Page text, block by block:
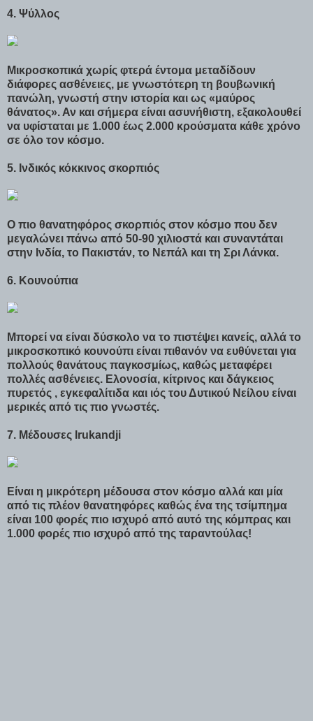
4. Ψύλλος
Μικροσκοπικά χωρίς φτερά έντομα μεταδίδουν
διάφορες ασθένειες, με γνωστότερη τη βουβωνική
πανώλη, γνωστή στην ιστορία και ως «μαύρος
θάνατος». Αν και σήμερα είναι ασυνήθιστη, εξακολουθεί
να υφίσταται με 1.000 έως 2.000 κρούσματα κάθε χρόνο
σε όλο τον κόσμο.
5. Ινδικός κόκκινος σκορπιός
Ο πιο θανατηφόρος σκορπιός στον κόσμο που δεν
μεγαλώνει πάνω από 50-90 χιλιοστά και συναντάται
στην Ινδία, το Πακιστάν, το Νεπάλ και τη Σρι Λάνκα.
6. Κουνούπια
Μπορεί να είναι δύσκολο να το πιστέψει κανείς, αλλά το
μικροσκοπικό κουνούπι είναι πιθανόν να ευθύνεται για
πολλούς θανάτους παγκοσμίως, καθώς μεταφέρει
πολλές ασθένειες. Ελονοσία, κίτρινος και δάγκειος
πυρετός , εγκεφαλίτιδα και ιός του Δυτικού Νείλου είναι
μερικές από τις πιο γνωστές.
7. Μέδουσες Irukandji
Είναι η μικρότερη μέδουσα στον κόσμο αλλά και μία
από τις πλέον θανατηφόρες καθώς ένα της τσίμπημα
είναι 100 φορές πιο ισχυρό από αυτό της κόμπρας και
1.000 φορές πιο ισχυρό από της ταραντούλας!